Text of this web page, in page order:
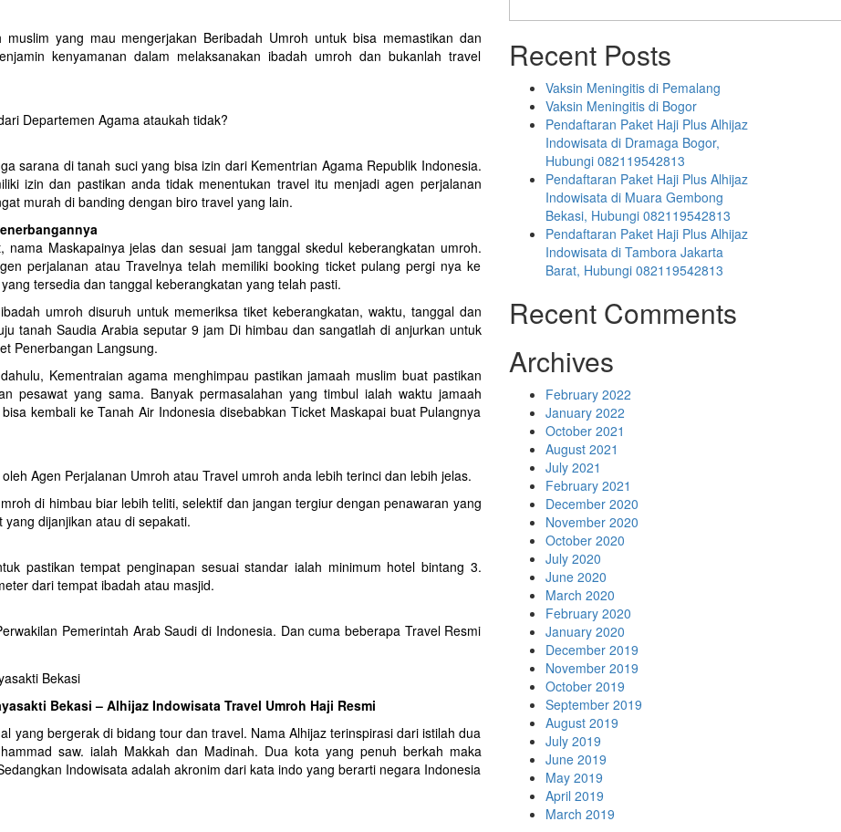
yang mau mengerjakan Beribadah Umroh untuk bisa memastikan dan
kenyamanan dalam melaksanakan ibadah umroh dan bukanlah travel
Departemen Agama ataukah tidak?
sarana di tanah suci yang bisa izin dari Kementrian Agama Republik Indonesia.
izin dan pastikan anda tidak menentukan travel itu menjadi agen perjalanan
murah di banding dengan biro travel yang lain.
nama Maskapainya jelas dan sesuai jam tanggal skedul keberangkatan umroh.
perjalanan atau Travelnya telah memiliki booking ticket pulang pergi nya ke
tersedia dan tanggal keberangkatan yang telah pasti.
umroh disuruh untuk memeriksa tiket keberangkatan, waktu, tanggal dan
tanah Saudia Arabia seputar 9 jam Di himbau dan sangatlah di anjurkan untuk
Penerbangan Langsung.
Kementraian agama menghimpau pastikan jamaah muslim buat pastikan
pesawat yang sama. Banyak permasalahan yang timbul ialah waktu jamaah
kembali ke Tanah Air Indonesia disebabkan Ticket Maskapai buat Pulangnya
Agen Perjalanan Umroh atau Travel umroh anda lebih terinci dan lebih jelas.
di himbau biar lebih teliti, selektif dan jangan tergiur dengan penawaran yang
dijanjikan atau di sepakati.
pastikan tempat penginapan sesuai standar ialah minimum hotel bintang 3.
dari tempat ibadah atau masjid.
Pemerintah Arab Saudi di Indonesia. Dan cuma beberapa Travel Resmi
Bekasi – Alhijaz Indowisata Travel Umroh Haji Resmi
yang bergerak di bidang tour dan travel. Nama Alhijaz terinspirasi dari istilah dua
saw. ialah Makkah dan Madinah. Dua kota yang penuh berkah maka
Indowisata adalah akronim dari kata indo yang berarti negara Indonesia
Recent Posts
Vaksin Meningitis di Pemalang
Vaksin Meningitis di Bogor
Pendaftaran Paket Haji Plus Alhijaz
Indowisata di Dramaga Bogor,
Hubungi 082119542813
Pendaftaran Paket Haji Plus Alhijaz
Indowisata di Muara Gembong
Bekasi, Hubungi 082119542813
Pendaftaran Paket Haji Plus Alhijaz
Indowisata di Tambora Jakarta
Barat, Hubungi 082119542813
Recent Comments
Archives
February 2022
January 2022
October 2021
August 2021
July 2021
February 2021
December 2020
November 2020
October 2020
July 2020
June 2020
March 2020
February 2020
January 2020
December 2019
November 2019
October 2019
September 2019
August 2019
July 2019
June 2019
May 2019
April 2019
March 2019